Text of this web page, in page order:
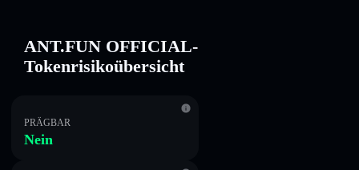
ANT.FUN OFFICIAL-
Tokenrisikoübersicht
PRÄGBAR
Nein